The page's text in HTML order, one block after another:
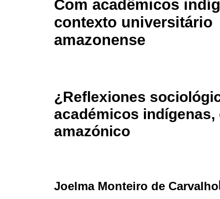
Com acadêmicos
contexto universitário
amazonense
¿Reflexiones
académicos
amazónico
Joelma Monteiro de Carvalho